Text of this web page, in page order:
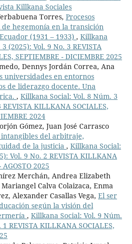
Killkana Sociales
Torres, Procesos
hegemonía en la transición
(1931 – 1933) , Killkana
(2025): Vol. 9 No. 3 REVISTA
SEPTIEMBRE - DICIEMBRE 2025
Dennys Jordán Correa, Ana
universidades en entornos
de liderazgo docente. Una
, Killkana Social: Vol. 8 Núm. 3
KILLKANA SOCIALES,
2024
Gómez, Juan José Carrasco
intangibles del arbitraje,
de la justicia , Killkana Social:
Vol. 9 No. 2 REVISTA KILLKANA
AGOSTO 2025
Merchán, Andrea Elizabeth
Calva Colaizaca, Enma
Alexander Casallas Vega, El ser
según la visión del
, Killkana Social: Vol. 9 Núm.
REVISTA KILLKANA SOCIALES,